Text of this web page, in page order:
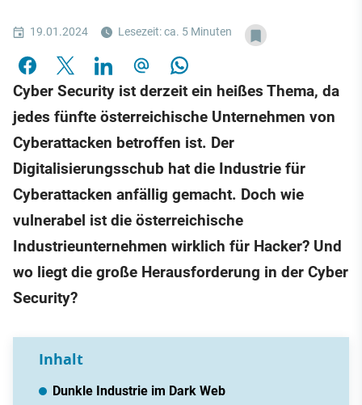
19.01.2024 Lesezeit: ca. 5 Minuten
Cyber Security ist derzeit ein heißes Thema, da
jedes fünfte österreichische Unternehmen von
Cyberattacken betroffen ist. Der
Digitalisierungsschub hat die Industrie für
Cyberattacken anfällig gemacht. Doch wie
vulnerabel ist die österreichische
Industrieunternehmen wirklich für Hacker? Und
wo liegt die große Herausforderung in der Cyber
Security?
Inhalt
Dunkle Industrie im Dark Web